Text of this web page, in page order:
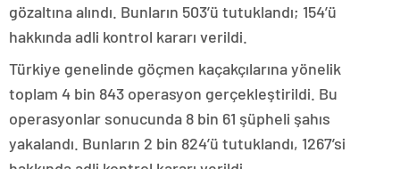
gözaltına alındı. Bunların 503’ü tutuklandı; 154’ü
hakkında adli kontrol kararı verildi.
Türkiye genelinde göçmen kaçakçılarına yönelik
toplam 4 bin 843 operasyon gerçekleştirildi. Bu
operasyonlar sonucunda 8 bin 61 şüpheli şahıs
yakalandı. Bunların 2 bin 824’ü tutuklandı, 1267’si